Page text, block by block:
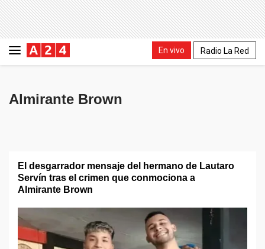
En vivo Radio La Red
Almirante Brown
El desgarrador mensaje del hermano de Lautaro
Servín tras el crimen que conmociona a
Almirante Brown